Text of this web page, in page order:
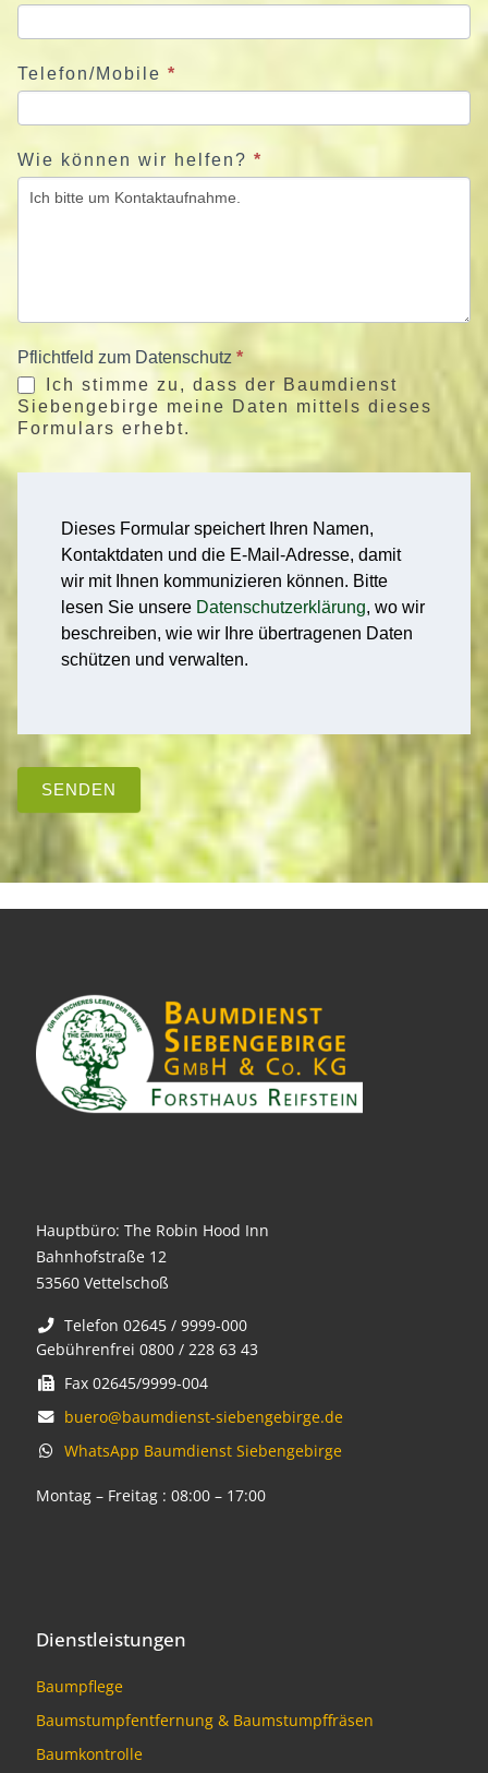
Telefon/Mobile *
Wie können wir helfen? *
Pflichtfeld zum Datenschutz *
Ich stimme zu, dass der Baumdienst
Siebengebirge meine Daten mittels dieses
Formulars erhebt.
Dieses Formular speichert Ihren Namen,
Kontaktdaten und die E-Mail-Adresse, damit
wir mit Ihnen kommunizieren können. Bitte
lesen Sie unsere Datenschutzerklärung, wo wir
beschreiben, wie wir Ihre übertragenen Daten
schützen und verwalten.
SENDEN
Hauptbüro: The Robin Hood Inn
Bahnhofstraße 12
53560 Vettelschoß
Telefon 02645 / 9999-000
Gebührenfrei 0800 / 228 63 43
Fax 02645/9999-004
buero@baumdienst-siebengebirge.de
WhatsApp Baumdienst Siebengebirge
Montag – Freitag : 08:00 – 17:00
Dienstleistungen
Baumpflege
Baumstumpfentfernung & Baumstumpffräsen
Baumkontrolle